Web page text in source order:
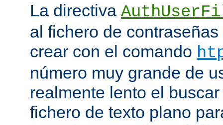
La directiva
al fichero de
crear con el comando
número muy grande de
realmente lento el
fichero de texto plano